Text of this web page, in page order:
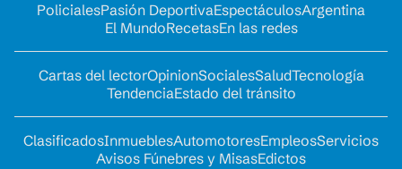
PolicialesPasión DeportivaEspectáculosArgentina
El MundoRecetasEn las redes
Cartas del lectorOpinionSocialesSaludTecnología
TendenciaEstado del tránsito
ClasificadosInmueblesAutomotoresEmpleosServicios
Avisos Fúnebres y MisasEdictos